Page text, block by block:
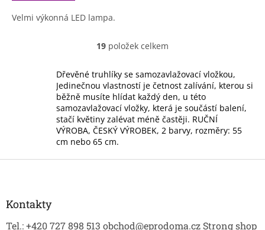
Velmi výkonná LED lampa.
O
l
á
d
a
c
í
v
p
19 položek celkem
Dřevěné truhlíky se samozavlažovací vložkou,
Jedinečnou vlastností je četnost zalívání, kterou si
běžně musíte hlídat každý den, u této
samozavlažovací vložky, která je součástí balení,
stačí květiny zalévat méně častěji. RUČNÍ
VÝROBA, ČESKÝ VÝROBEK, 2 barvy, rozměry: 55
cm nebo 65 cm.
Z
Kontakty
Tel.: +420 727 898 513 obchod@eprodoma.cz Strong shop